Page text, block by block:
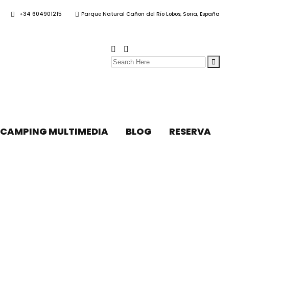
+34 604901215 Parque Natural Cañon del Río Lobos, Soria, España
Search
CAMPING MULTIMEDIA BLOG RESERVA